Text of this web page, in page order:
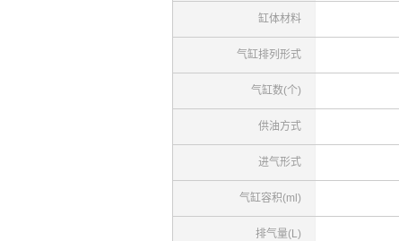
缸体材料
气缸排列形式
气缸数(个)
供油方式
进气形式
气缸容积(ml)
排气量(L)